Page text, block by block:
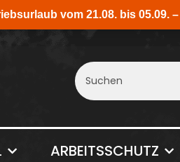
ARBEITSSCHUTZ